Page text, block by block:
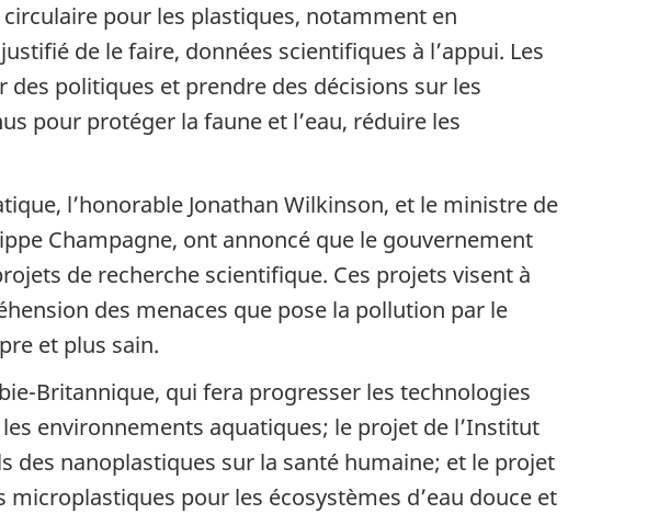
pour les plastiques, notamment en
de le faire, données scientifiques à l’appui. Les
politiques et prendre des décisions sur les
pour protéger la faune et l’eau, réduire les
l’honorable Jonathan Wilkinson, et le ministre de
Champagne, ont annoncé que le gouvernement
de recherche scientifique. Ces projets visent à
des menaces que pose la pollution par le
et plus sain.
Britannique, qui fera progresser les technologies
environnements aquatiques; le projet de l’Institut
des nanoplastiques sur la santé humaine; et le projet
pour les écosystèmes d’eau douce et